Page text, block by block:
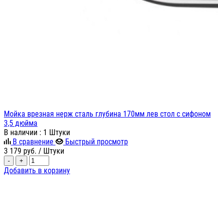
Мойка врезная нерж сталь глубина 170мм лев стол с сифоном
3,5 дюйма
В наличии : 1 Штуки
В сравнение
Быстрый просмотр
3 179 руб. / Штуки
- +
Добавить в корзину